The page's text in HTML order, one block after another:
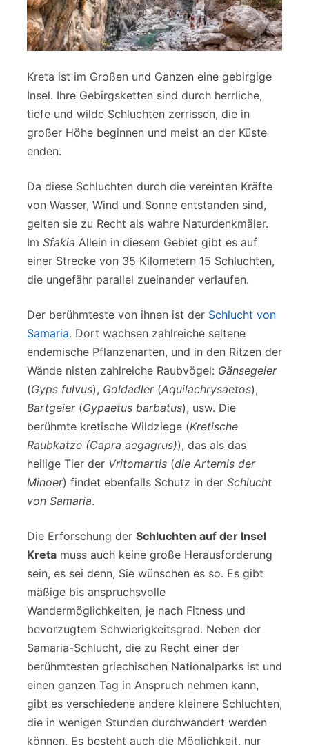
Kreta ist im Großen und Ganzen eine gebirgige
Insel. Ihre Gebirgsketten sind durch herrliche,
tiefe und wilde Schluchten zerrissen, die in
großer Höhe beginnen und meist an der Küste
enden.
Da diese Schluchten durch die vereinten Kräfte
von Wasser, Wind und Sonne entstanden sind,
gelten sie zu Recht als wahre Naturdenkmäler.
Im Sfakia Allein in diesem Gebiet gibt es auf
einer Strecke von 35 Kilometern 15 Schluchten,
die ungefähr parallel zueinander verlaufen.
Der berühmteste von ihnen ist der Schlucht von
Samaria. Dort wachsen zahlreiche seltene
endemische Pflanzenarten, und in den Ritzen der
Wände nisten zahlreiche Raubvögel: Gänsegeier
(Gyps fulvus), Goldadler(Aquilachrysaetos),
Bartgeier(Gypaetus barbatus), usw. Die
berühmte kretische Wildziege (Kretische
Raubkatze (Capra aegagrus)), das als das
heilige Tier der Vritomartis (die Artemis der
Minoer) findet ebenfalls Schutz in der Schlucht
von Samaria.
Die Erforschung der Schluchten auf der Insel
Kreta muss auch keine große Herausforderung
sein, es sei denn, Sie wünschen es so. Es gibt
mäßige bis anspruchsvolle
Wandermöglichkeiten, je nach Fitness und
bevorzugtem Schwierigkeitsgrad. Neben der
Samaria-Schlucht, die zu Recht einer der
berühmtesten griechischen Nationalparks ist und
einen ganzen Tag in Anspruch nehmen kann,
gibt es verschiedene andere kleinere Schluchten,
die in wenigen Stunden durchwandert werden
können. Es besteht auch die Möglichkeit, nur